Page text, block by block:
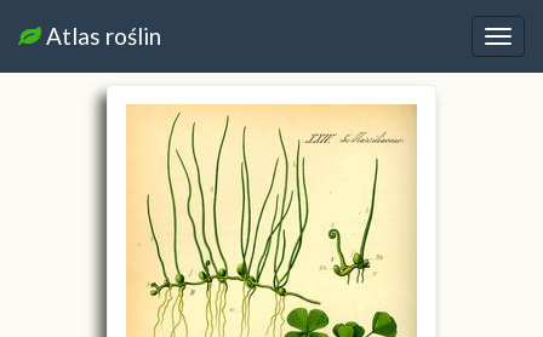
Atlas roślin